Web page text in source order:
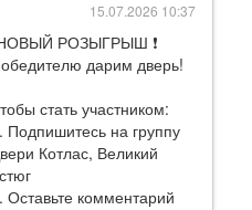
15.07.2026 10:37
РОЗЫГРЫШ ❗
дарим дверь!
стать участником:
Подпишитесь на группу
Котлас, Великий
Оставьте комментарий